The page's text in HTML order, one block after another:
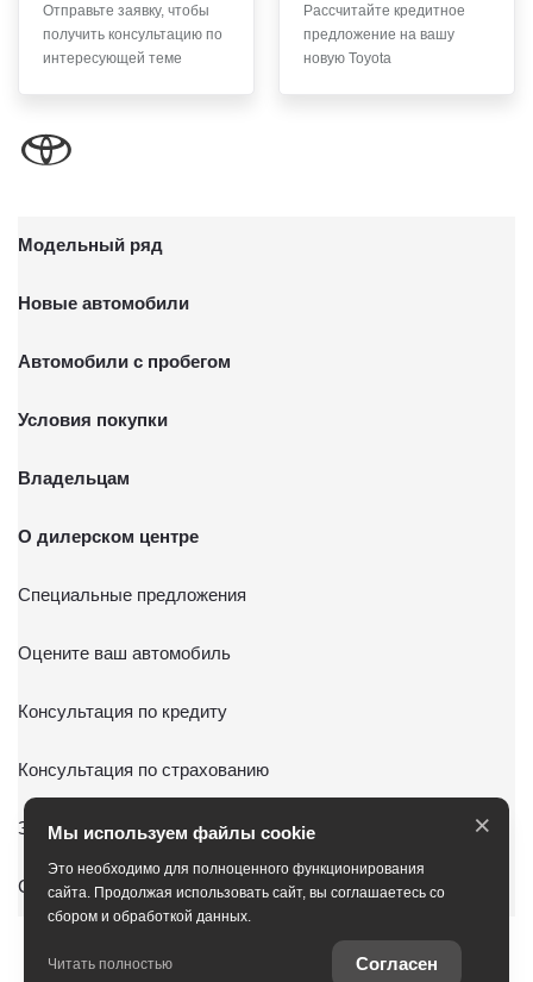
Отправьте заявку, чтобы
получить консультацию по
интересующей теме
Рассчитайте кредитное
предложение на вашу
новую Toyota
Модельный ряд
Новые автомобили
Автомобили с пробегом
Условия покупки
Владельцам
О дилерском центре
Специальные предложения
Оцените ваш автомобиль
Консультация по кредиту
Консультация по страхованию
Записаться на ТО
Служба клиентской поддержки
Мы используем файлы cookie
Это необходимо для полноценного функционирования
сайта. Продолжая использовать сайт, вы соглашаетесь со
сбором и обработкой данных.
Читать полностью Согласен
×